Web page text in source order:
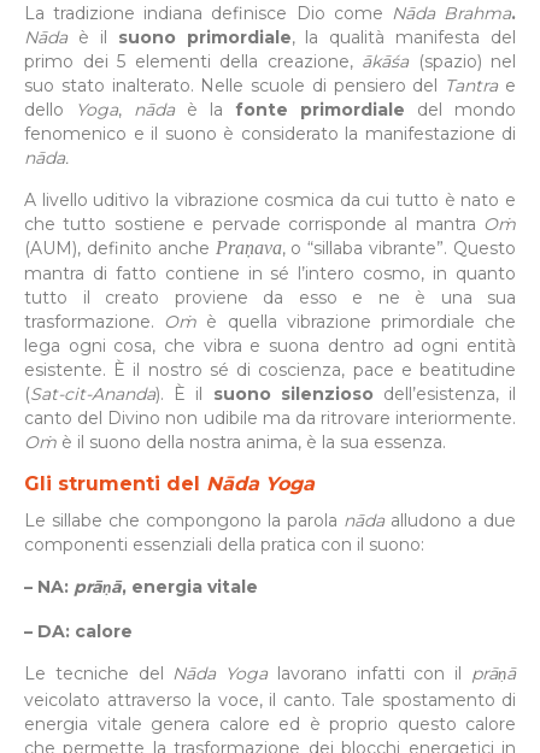
La tradizione indiana definisce Dio come Nāda Brahma.
Nāda è il suono primordiale, la qualità manifesta del
primo dei 5 elementi della creazione, ākāśa (spazio) nel
suo stato inalterato. Nelle scuole di pensiero del Tantra e
dello
Yoga, nāda è la fonte primordiale del mondo
fenomenico e il suono è considerato la manifestazione di
nāda.
A livello uditivo la vibrazione cosmica da cui tutto è nato e
che tutto sostiene e pervade corrisponde al mantra Oṁ
(AUM), definito anche Praṇava, o “sillaba vibrante”. Questo
mantra di fatto contiene in sé l’intero cosmo, in quanto
tutto il creato proviene da esso e ne è una sua
trasformazione. Oṁ è quella vibrazione primordiale che
lega ogni cosa, che vibra e suona dentro ad ogni entità
esistente. È il nostro sé di coscienza, pace e beatitudine
(Sat-cit-Ananda). È il suono silenzioso dell’esistenza, il
canto del Divino non udibile ma da ritrovare interiormente.
Oṁ è il suono della nostra anima, è la sua essenza.
Gli strumenti del Nāda Yoga
Le sillabe che compongono la parola nāda alludono a due
componenti essenziali della pratica con il suono:
– NA: prāṇā, energia vitale
– DA: calore
Le tecniche del Nāda Yoga lavorano infatti con il prāṇā
veicolato attraverso la voce, il canto. Tale spostamento di
energia vitale genera calore ed è proprio questo calore
che permette la trasformazione dei blocchi energetici in